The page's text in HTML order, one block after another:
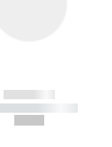
------------
-----------